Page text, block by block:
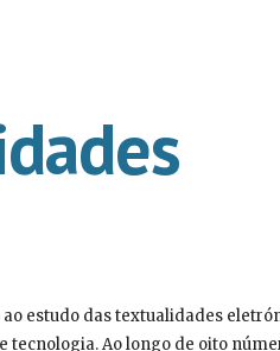
estudo das textualidades
Ao longo de oito